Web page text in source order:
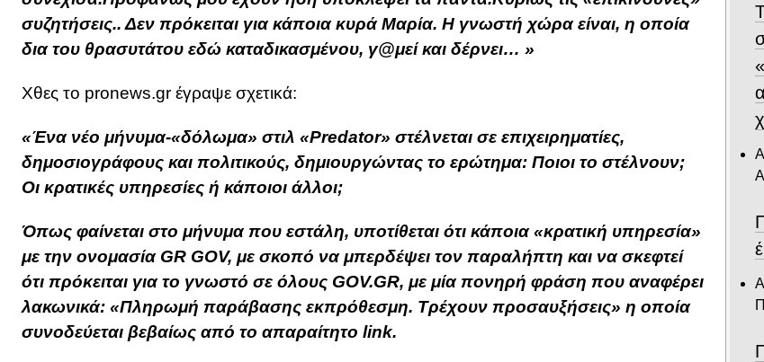
συζητήσεις.. Δεν πρόκειται για κάποια κυρά Μαρία. Η γνωστή χώρα είναι, η οποία
δια του θρασυτάτου εδώ καταδικασμένου, γ@μεί και δέρνει… »
Χθες το pronews.gr έγραψε σχετικά:
«Ένα νέο μήνυμα-«δόλωμα» στιλ «Ρredator» στέλνεται σε επιχειρηματίες,
δημοσιογράφους και πολιτικούς, δημιουργώντας το ερώτημα: Ποιοι το στέλνουν;
Οι κρατικές υπηρεσίες ή κάποιοι άλλοι;
Όπως φαίνεται στο μήνυμα που εστάλη, υποτίθεται ότι κάποια «κρατική υπηρεσία»
με την ονομασία GR GOV, με σκοπό να μπερδέψει τον παραλήπτη και να σκεφτεί
ότι πρόκειται για το γνωστό σε όλους GOV.GR, με μία πονηρή φράση που αναφέρει
λακωνικά: «Πληρωμή παράβασης εκπρόθεσμη. Τρέχουν προσαυξήσεις» η οποία
συνοδεύεται βεβαίως από το απαραίτητο link.